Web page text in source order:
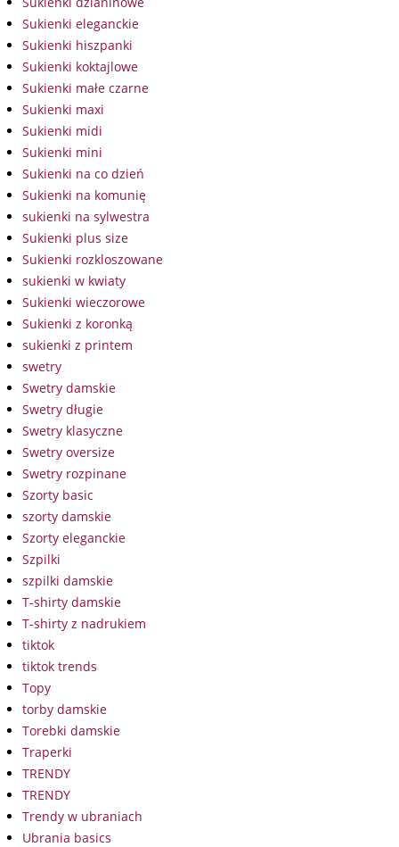
Sukienki eleganckie
Sukienki hiszpanki
Sukienki koktajlowe
Sukienki małe czarne
Sukienki maxi
Sukienki midi
Sukienki mini
Sukienki na co dzień
Sukienki na komunię
sukienki na sylwestra
Sukienki plus size
Sukienki rozkloszowane
sukienki w kwiaty
Sukienki wieczorowe
Sukienki z koronką
sukienki z printem
swetry
Swetry damskie
Swetry długie
Swetry klasyczne
Swetry oversize
Swetry rozpinane
Szorty basic
szorty damskie
Szorty eleganckie
Szpilki
szpilki damskie
T-shirty damskie
T-shirty z nadrukiem
tiktok
tiktok trends
Topy
torby damskie
Torebki damskie
Traperki
TRENDY
TRENDY
Trendy w ubraniach
Ubrania basics